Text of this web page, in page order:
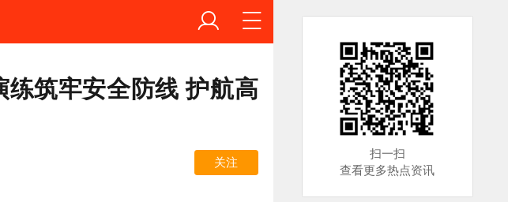
筑牢安全防线 护航高
关注
扫一扫
查看更多热点资讯